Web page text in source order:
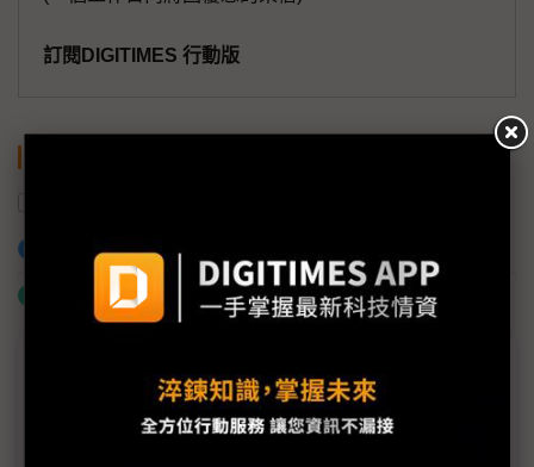
訂閱DIGITIMES 行動版
加入已選取到「關鍵字追蹤」
什麼是「關鍵字追蹤」
議題精選－減碳關鍵技術CCUS
碳封存利用之路漫漫 中油揭三大困難